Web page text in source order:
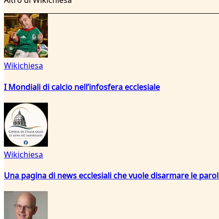
Wikichiesa
I Mondiali di calcio nell’infosfera ecclesiale
Wikichiesa
Una pagina di news ecclesiali che vuole disarmare le